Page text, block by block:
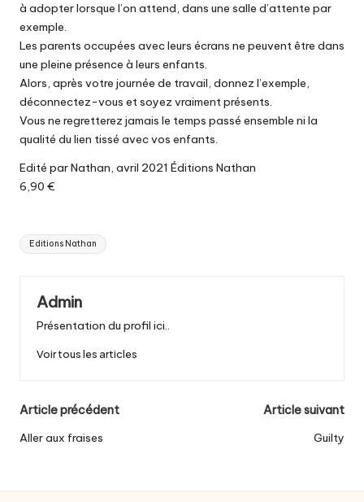
à adopter lorsque l’on attend, dans une salle d’attente par
exemple.
Les parents occupées avec leurs écrans ne peuvent être dans
une pleine présence à leurs enfants.
Alors, après votre journée de travail, donnez l’exemple,
déconnectez-vous et soyez vraiment présents.
Vous ne regretterez jamais le temps passé ensemble ni la
qualité du lien tissé avec vos enfants.
Edité par Nathan, avril 2021 Éditions Nathan
6,90 €
Tags:
Editions Nathan
Admin
Présentation du profil ici..
Voir tous les articles
Post
navigation
Article précédent
Aller aux fraises
Article suivant
Guilty